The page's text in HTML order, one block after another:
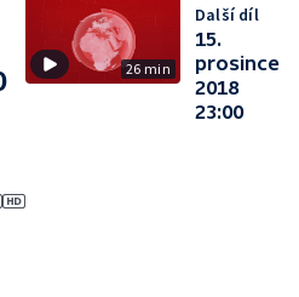
26 min
Další díl
15.
prosince
2018
23:00